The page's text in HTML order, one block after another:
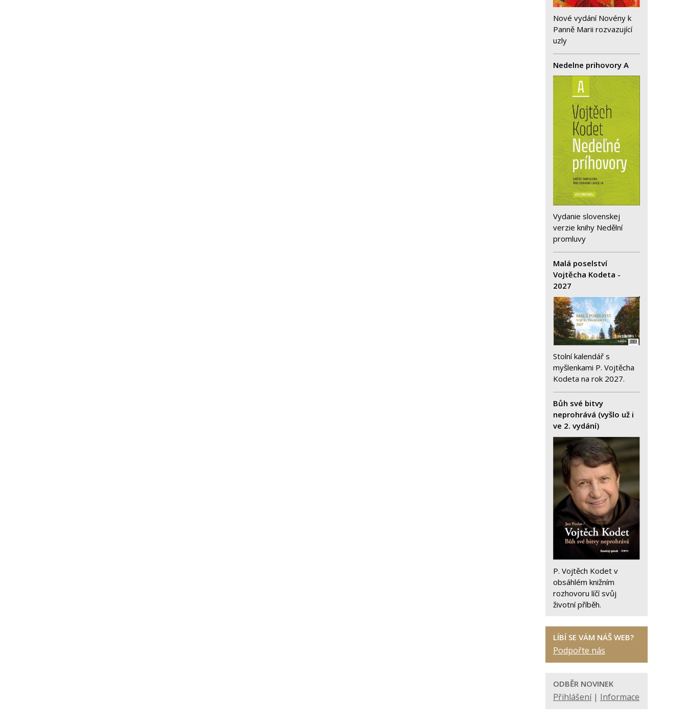
Nové vydání Novény k
Panně Marii rozvazující
uzly
Nedelne prihovory A
Vydanie slovenskej
verzie knihy Nedělní
promluvy
Malá poselství
Vojtěcha Kodeta -
2027
Stolní kalendář s
myšlenkami P. Vojtěcha
Kodeta na rok 2027.
Bůh své bitvy
neprohrává (vyšlo už i
ve 2. vydání)
P. Vojtěch Kodet v
obsáhlém knižním
rozhovoru líčí svůj
životní příběh.
LÍBÍ SE VÁM NÁŠ WEB?
Podpořte nás
ODBĚR NOVINEK
Přihlášení| Informace